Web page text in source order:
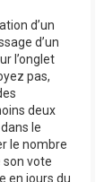
d’un
d’un
l’onglet
pas,
deux
le
le nombre
son vote
en jours du